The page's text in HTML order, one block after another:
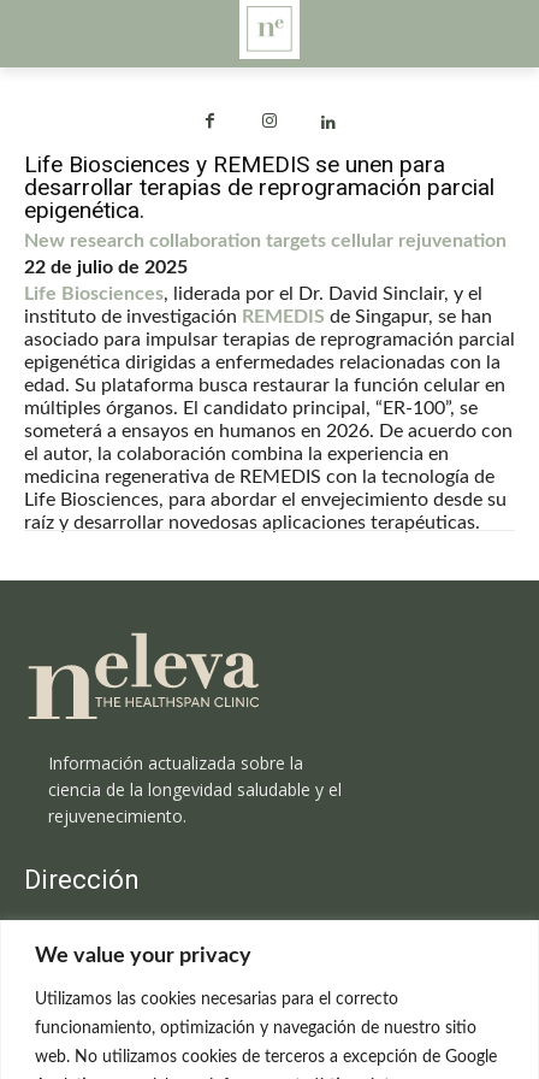
We value your privacy
Utilizamos las cookies necesarias para el correcto
funcionamiento, optimización y navegación de nuestro sitio
web. No utilizamos cookies de terceros a excepción de Google
Life Biosciences y REMEDIS se unen para
desarrollar terapias de reprogramación parcial
epigenética.
New research collaboration targets cellular rejuvenation
22 de julio de 2025
Life Biosciences, liderada por el Dr. David Sinclair, y el
instituto de investigación REMEDIS de Singapur, se han
asociado para impulsar terapias de reprogramación parcial
epigenética dirigidas a enfermedades relacionadas con la
edad. Su plataforma busca restaurar la función celular en
múltiples órganos. El candidato principal, “ER-100”, se
someterá a ensayos en humanos en 2026. De acuerdo con
el autor, la colaboración combina la experiencia en
medicina regenerativa de REMEDIS con la tecnología de
Life Biosciences, para abordar el envejecimiento desde su
raíz y desarrollar novedosas aplicaciones terapéuticas.
Información actualizada sobre la
ciencia de la longevidad saludable y el
rejuvenecimiento.
Dirección
C/Claudio Coello, 19 - 1º
699 595 619
rejuvenecimiento@clinicaneleva.com